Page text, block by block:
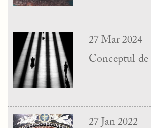
27 Mar 2024
Conceptul
27 Jan 2022